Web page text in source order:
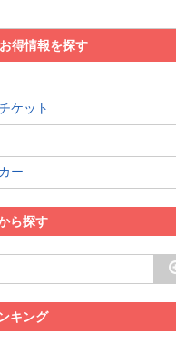
得情報を探す
ケット
ー
ら探す
キング